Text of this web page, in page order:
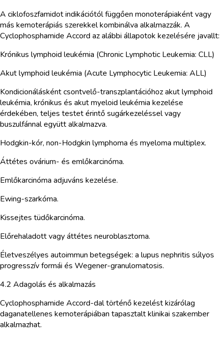
A ciklofoszfamidot indikációtól függően monoterápiaként vagy
más kemoterápiás szerekkel kombinálva alkalmazzák. A
Cyclophosphamide Accord az alábbi állapotok kezelésére javallt:
Krónikus lymphoid leukémia (Chronic Lymphotic Leukemia: CLL)
Akut lymphoid leukémia (Acute Lymphocytic Leukemia: ALL)
Kondicionálásként csontvelő-transzplantációhoz akut lymphoid
leukémia, krónikus és akut myeloid leukémia kezelése
érdekében, teljes testet érintő sugárkezeléssel vagy
buszulfánnal együtt alkalmazva.
Hodgkin-kór, non-Hodgkin lymphoma és myeloma multiplex.
Áttétes ovárium- és emlőkarcinóma.
Emlőkarcinóma adjuváns kezelése.
Ewing-szarkóma.
Kissejtes tüdőkarcinóma.
Előrehaladott vagy áttétes neuroblasztoma.
Életveszélyes autoimmun betegségek: a lupus nephritis súlyos
progresszív formái és Wegener-granulomatosis.
4.2 Adagolás és alkalmazás
Cyclophosphamide Accord-dal történő kezelést kizárólag
daganatellenes kemoterápiában tapasztalt klinikai szakember
alkalmazhat.